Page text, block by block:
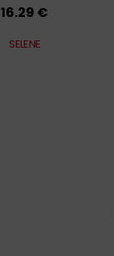
16.29 €
SELENE